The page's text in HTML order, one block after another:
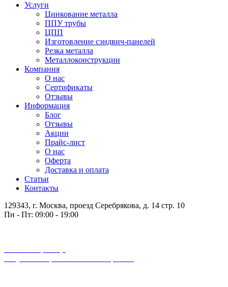
Услуги
Цинкование металла
ППУ трубы
ЦПП
Изготовление сэндвич-панелей
Резка металла
Металлоконструкции
Компания
О нас
Сертификаты
Отзывы
Информация
Блог
Отзывы
Акции
Прайс-лист
О нас
Оферта
Доставка и оплата
Статьи
Контакты
129343, г. Москва, проезд Серебрякова, д. 14 стр. 10
Пн - Пт: 09:00 - 19:00